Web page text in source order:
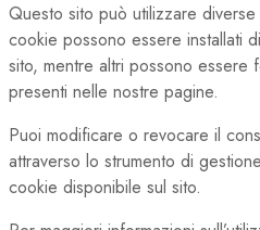
Questo sito può utilizzare
cookie possono essere installati
sito, mentre altri possono essere
presenti nelle nostre pagine.
Puoi modificare o revocare il
attraverso lo strumento di
cookie disponibile sul sito.